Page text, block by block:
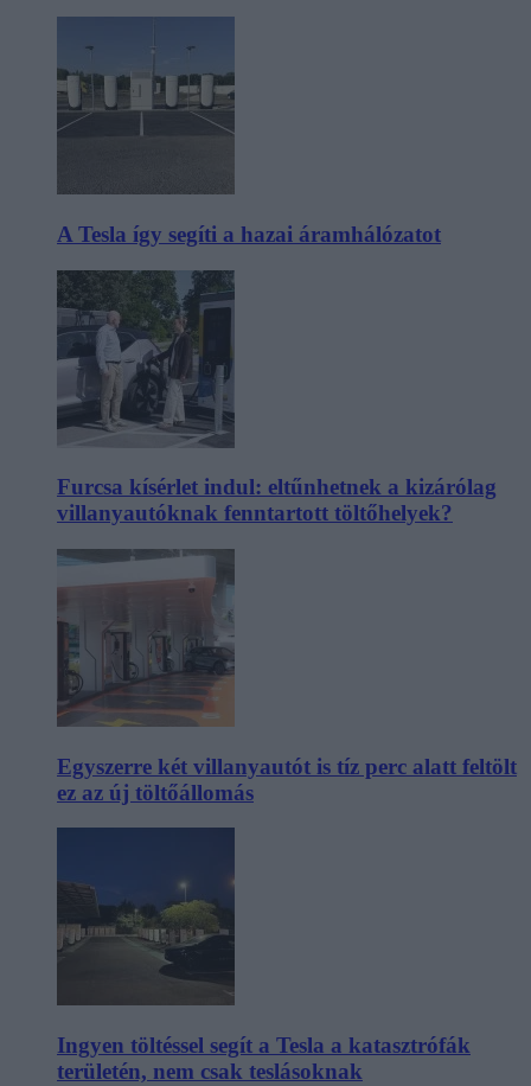
A Tesla így segíti a hazai áramhálózatot
Furcsa kísérlet indul: eltűnhetnek a kizárólag
villanyautóknak fenntartott töltőhelyek?
Egyszerre két villanyautót is tíz perc alatt feltölt
ez az új töltőállomás
Ingyen töltéssel segít a Tesla a katasztrófák
területén, nem csak teslásoknak